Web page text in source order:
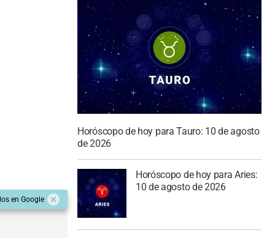
en Google
Horóscopo de hoy para Tauro: 10 de agosto
de 2026
Horóscopo de hoy para Aries:
10 de agosto de 2026